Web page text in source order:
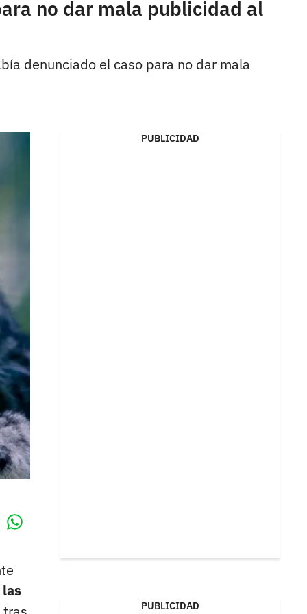
no dar mala publicidad al
denunciado el caso para no dar mala
PUBLICIDAD
PUBLICIDAD